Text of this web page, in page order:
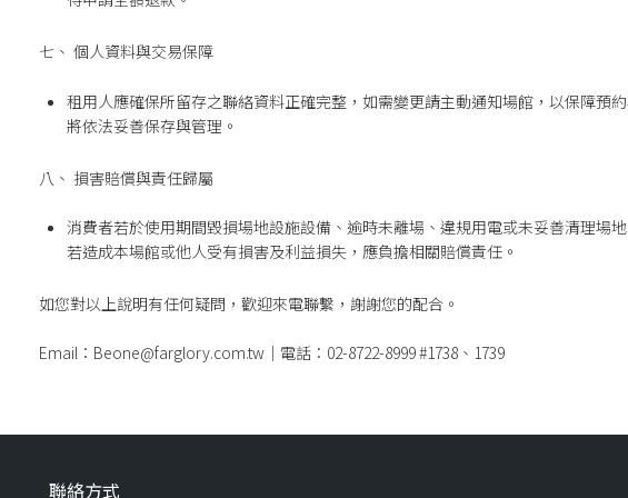
七、 個人資料與交易保障
租用人應確保所留存之聯絡資料正確完整，如需變更請主動通知場館，以保障預
將依法妥善保存與管理。
八、 損害賠償與責任歸屬
消費者若於使用期間毀損場地設施設備、逾時未離場、違規用電或未妥善清理場
若造成本場館或他人受有損害及利益損失，應負擔相關賠償責任。
如您對以上說明有任何疑問，歡迎來電聯繫，謝謝您的配合。
Email：Beone@farglory.com.tw｜電話：02-8722-8999 #1738、1739
聯絡方式